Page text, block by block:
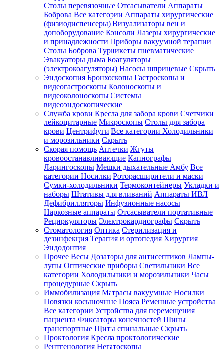
Столы перевязочные Отсасыватели Аппараты
Боброва Все категории Аппараты хирургические
(физиодиспенсеры) Визуализаторы вен и
допоборудование Консоли Лазеры хирургические
и принадлежности Приборы вакуумной терапии
Столы Боброва Турникеты пневматические
Эвакуаторы дыма Коагуляторы
(электрокоагуляторы) Насосы шприцевые Скрыть
Эндоскопия Бронхоскопы Гастроскопы и
видеогастроскопы Колоноскопы и
видеоколоноскопы Системы
видеоэндоскопические
Служба крови Кресла для забора крови Счетчики
лейкоцитарные Микроскопы Столы для забора
крови Центрифуги Все категории Холодильники
и морозильники Скрыть
Скорая помощь Аптечки Жгуты
кровоостанавливающие Капнографы
Ларингоскопы Мешки дыхательные Амбу Все
категории Носилки Роторасширители и маски
Сумки-холодильники Термоконтейнеры Укладки и
наборы Штативы для вливаний Аппараты ИВЛ
Дефибрилляторы Инфузионные насосы
Наркозные аппараты Отсасыватели портативные
Рециркуляторы Электрокардиографы Скрыть
Стоматология Оптика Стерилизация и
дезинфекция Терапия и ортопедия Хирургия
Эндодонтия
Прочее Весы Дозаторы для антисептиков Лампы-
лупы Оптические приборы Светильники Все
категории Холодильники и морозильники Часы
процедурные Скрыть
Иммобилизация Матрасы вакуумные Носилки
Повязки косыночные Пояса Ременные устройства
Все категории Устройства для перемещения
пациента Фиксаторы конечностей Шины
транспортные Щиты спинальные Скрыть
Проктология Кресла проктологические
Рентгенология Негатоскопы